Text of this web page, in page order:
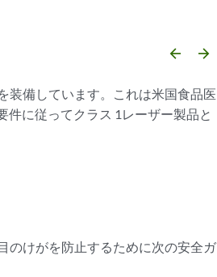
arrow_backward arrow_forward
装備しています。これは米国食品医
件に従ってクラス 1レーザー製品と
のけがを防止するために次の安全ガ